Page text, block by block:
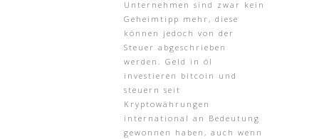
Unternehmen sind zwar kein
Geheimtipp mehr, diese
können jedoch von der
Steuer abgeschrieben
werden. Geld in öl
investieren bitcoin und
steuern seit
Kryptowährungen
international an Bedeutung
gewonnen haben, auch wenn